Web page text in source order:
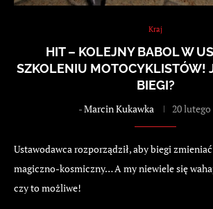
Kraj
HIT – KOLEJNY BABOL W
SZKOLENIU MOTOCYKLISTÓW!
BIEGI?
-Marcin Kukawka 20 lutego
Ustawodawca rozporządził, aby biegi
magiczno-kosmiczny… A my niewiele się
czy to możliwe!